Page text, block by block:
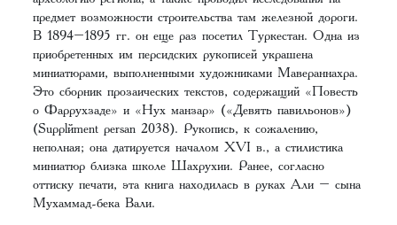
предмет возможности строительства там железной дороги.
В 1894–1895 гг. он еще раз посетил Туркестан. Одна из
приобретенных им персидских рукописей украшена
миниатюрами, выполненными художниками Мавераннахра.
Это сборник прозаических текстов, содержащий «Повесть
о Фаррухзаде» и «Нух манзар» («Девять павильонов»)
(Supplément persan 2038). Рукопись, к сожалению,
неполная; она датируется началом XVI в., а стилистика
миниатюр близка школе Шахрухии. Ранее, согласно
оттиску печати, эта книга находилась в руках Али – сына
Мухаммад-бека Вали.